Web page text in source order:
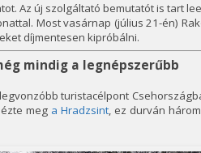
Az új szolgáltató bemutatót is tart
Most vasárnap (július 21-én)
díjmentesen kipróbálni.
mindig a legnépszerűbb
turistacélpont
meg a Hradzsint, ez durván